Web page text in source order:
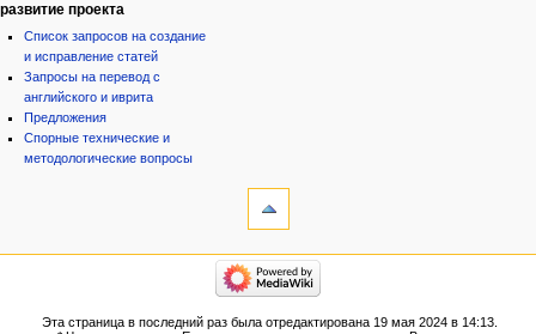
развитие проекта
Список запросов на создание
и исправление статей
Запросы на перевод с
английского и иврита
Предложения
Спорные технические и
методологические вопросы
Версия
категории
НародЭта страница в последний раз была отредактирована 19 мая 2024 в 14:13.